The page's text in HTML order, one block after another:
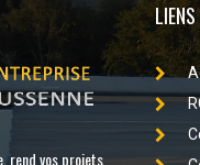
rend vos projets